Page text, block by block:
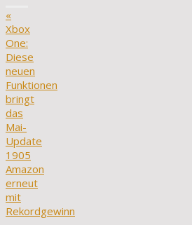
«
Xbox
One:
Diese
neuen
Funktionen
bringt
das
Mai-
Update
1905
Amazon
erneut
mit
Rekordgewinn